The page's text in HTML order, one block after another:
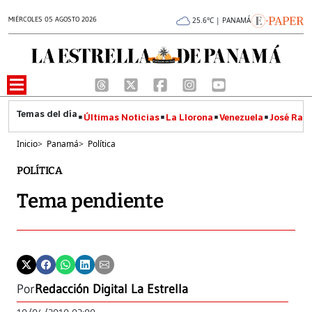
MIÉRCOLES 05 AGOSTO 2026 25.6°C | PANAMÁ
Últimas Noticias La Llorona Venezuela José
Inicio> Panamá> Política
POLÍTICA
Tema pendiente
PorRedacción Digital La Estrella